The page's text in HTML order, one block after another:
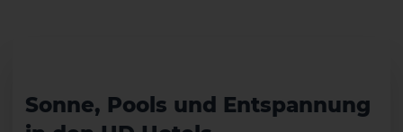
Sonne, Pools und Entspannung